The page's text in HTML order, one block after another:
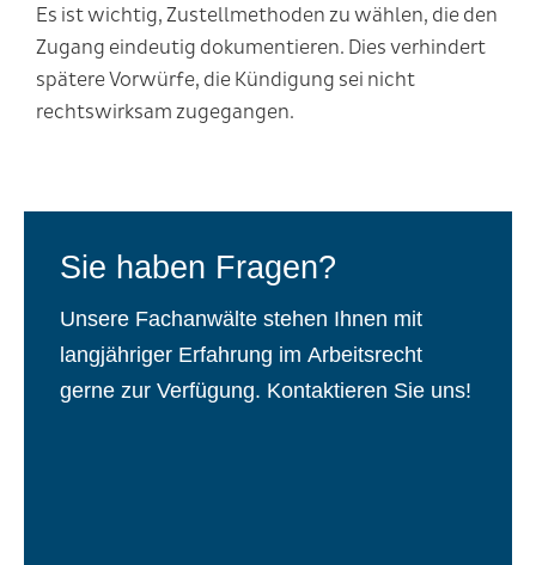
Es ist wichtig, Zustellmethoden zu wählen, die den
Zugang eindeutig dokumentieren. Dies verhindert
spätere Vorwürfe, die Kündigung sei nicht
rechtswirksam zugegangen.
Sie haben Fragen?
Unsere Fachanwälte stehen Ihnen mit
langjähriger Erfahrung im Arbeitsrecht
gerne zur Verfügung. Kontaktieren Sie uns!